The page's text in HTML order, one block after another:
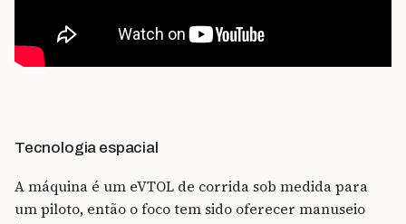
Tecnologia espacial
A máquina é um eVTOL de corrida sob medida para
um piloto, então o foco tem sido oferecer manuseio